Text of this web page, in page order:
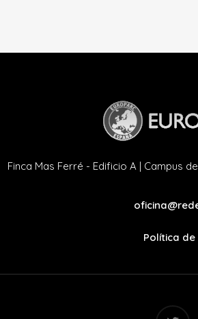
Finca Mas Ferré - Edificio A | Campus
Política
twitter